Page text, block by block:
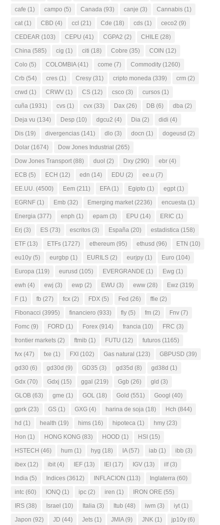
cafe (1) campo (5) Canada (93) canje (3) Cannabis (1)
cat (1) CBD (4) ccl (21) Cde (18) cds (1) ceco2 (9)
CEDEAR (103) CEPU (41) CGPA2 (2) CHILE (28)
China (585) cig (1) citi (18) Cobre (35) COIN (12)
Colo (5) COLOMBIA(41) come (7) Commodity (1260)
Crb (54) cres (1) Cresy (31) cripto moneda (339) crm (2)
crwd (1) CRWV (1) CS (12) csco (3) cursos (1)
cuña (1931) cvs (1) cvx (33) Dax (26) DB (6) dba (2)
Deja vu (134) Desp (10) dgcu2 (4) Dia (2) didi (4)
Dis (19) divergencias (141) dlo (3) docn (1) dogeusd (2)
Dolar (1674) Dow Jones Industrial (265)
Dow Jones Transport (88) duol (2) Dxy (290) ebr (4)
ECB (5) ECH (12) edn (14) EDU (2) ee.u (7)
EE.UU. (4500) Eem (211) EFA(1) Egipto (1) egpt (1)
EGRNF (1) Emb (32) Emerging market (2236) encuesta (1)
Energia (377) enph (1) epam (3) EPU (14) ERIC (1)
Erj (3) ES (73) escritos (3) España (20) estadistica (158)
ETF (13) ETFs (1727) ethereum (95) ethusd (96) ETN (10)
eu10y (5) eurgbp (1) EURILS (2) eurjpy (1) Euro (104)
Europa (119) eurusd (105) EVERGRANDE (1) Ewg (1)
ewh (4) ewj (3) ewp (2) EWU (3) eww (28) Ewz (319)
F (1) fb (27) fcx (2) FDX (5) Fed (26) ffie (2)
Fibonacci (3995) financiero (933) fly (5) fm (2) Fnv (7)
Fomc (9) FORD (1) Forex (914) francia (10) FRC (3)
frontier markets (2) ftmib (1) FUTU (12) futuros (1165)
fvx (47) fxe (1) FXI (102) Gas natural (123) GBPUSD (39)
gd30 (6) gd30d (9) GD35 (3) gd35d (8) gd38d (1)
Gdx (70) Gdxj (15) ggal (219) Ggb (26) gld (3)
GLOB (63) gme (1) GOL (18) Gold (551) Googl (40)
gprk (23) GS (1) GXG (4) harina de soja (18) Hch (844)
hd (1) health (19) hims (16) hipoteca (1) hmy (23)
Hon (1) HONG KONG (83) HOOD (1) HSI (15)
HSTECH (46) hum (1) hyg (18) IA(57) iab (1) ibb (3)
ibex (12) ibit (4) IEF (13) IEI (17) IGV (13) ilf(3)
India (5) Indices (3612) INFLACION (113) Inglaterra (60)
intc (60) IONQ (1) ipc (2) iren (1) IRON ORE (55)
IRS (38) Israel (10) Italia (3) Itub (48) iwm (3) iyt (1)
Japon (92) JD (44) Jets (1) JMIA(9) JNK (1) jp10y (6)